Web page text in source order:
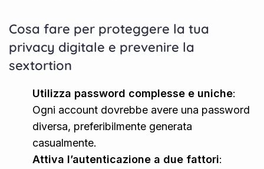
Cosa fare per proteggere la tua
privacy digitale e prevenire la
sextortion
Utilizza password complesse e uniche:
Ogni account dovrebbe avere una password
diversa, preferibilmente generata
casualmente.
Attiva l’autenticazione a due fattori: